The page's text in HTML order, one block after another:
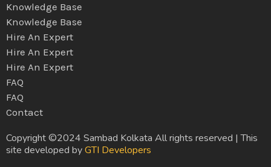
Knowledge Base
Knowledge Base
Hire An Expert
Hire An Expert
Hire An Expert
FAQ
FAQ
Contact
Copyright ©2024 Sambad Kolkata All rights reserved | This
site developed byGTI Developers